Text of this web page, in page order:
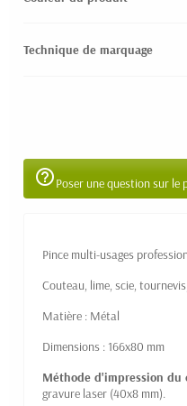
Technique de marquage
help_outlinePoser une question sur le
Pince multi-usages
Couteau, lime, scie,
Matière : Métal
Dimensions : 166x80 mm
Méthode d'impression du
gravure laser (40x8 mm).